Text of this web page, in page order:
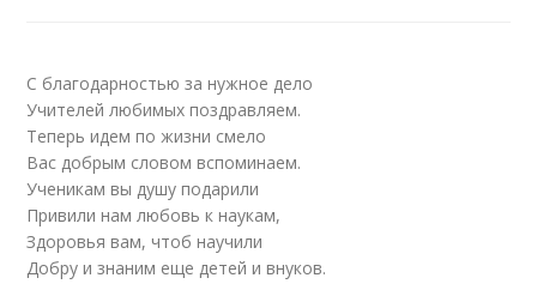
С благодарностью за нужное дело
Учителей любимых поздравляем.
Теперь идем по жизни смело
Вас добрым словом вспоминаем.
Ученикам вы душу подарили
Привили нам любовь к наукам,
Здоровья вам, чтоб научили
Добру и знаним еще детей и внуков.